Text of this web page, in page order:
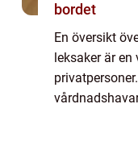
bordet
En översikt
leksaker är